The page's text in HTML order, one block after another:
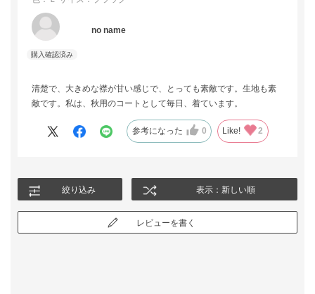
no name
清楚で、大きめな襟が甘い感じで、とっても素敵です。生地も素
敵です。私は、秋用のコートとして毎日、着ています。
参考になった 0 Like! 2
絞り込み 表示：新しい順
レビューを書く